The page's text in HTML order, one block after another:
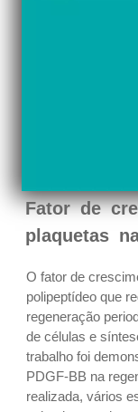
Fator de
plaquetas
O fator de
polipeptídeo que
regeneração
de células e
trabalho foi
PDGF-BB na
realizada, vários